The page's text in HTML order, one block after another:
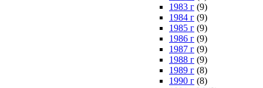
1983 г (9)
1984 г (9)
1985 г (9)
1986 г (9)
1987 г (9)
1988 г (9)
1989 г (8)
1990 г (8)